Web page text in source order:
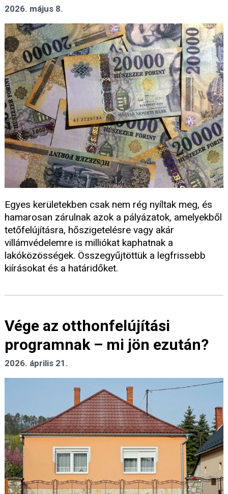
2026. május 8.
Egyes kerületekben csak nem rég nyíltak meg, és
hamarosan zárulnak azok a pályázatok, amelyekből
tetőfelújításra, hőszigetelésre vagy akár
villámvédelemre is milliókat kaphatnak a
lakóközösségek. Összegyűjtöttük a legfrissebb
kiírásokat és a határidőket.
Vége az otthonfelújítási
programnak – mi jön ezután?
2026. április 21.